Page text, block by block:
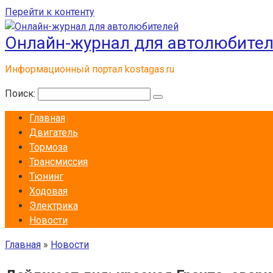
Перейти к контенту
Онлайн-журнал для
Информационный портал kostagas.ru
Поиск:
Главная
Двигатель
Тормоза
Трансмиссия
Тюнинг
Ходовая
Электрика
Новости
Главная » Новости